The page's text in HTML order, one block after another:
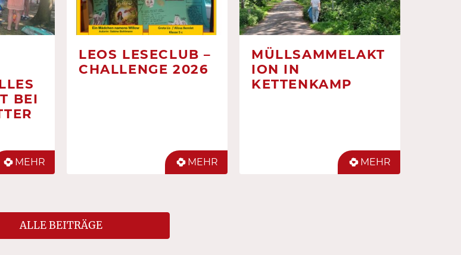
BEI
MEHR
LEOS LESECLUB –
CHALLENGE 2026
MEHR
MÜLLSAMMELAKT
ION IN
KETTENKAMP
MEHR
ALLE BEITRÄGE